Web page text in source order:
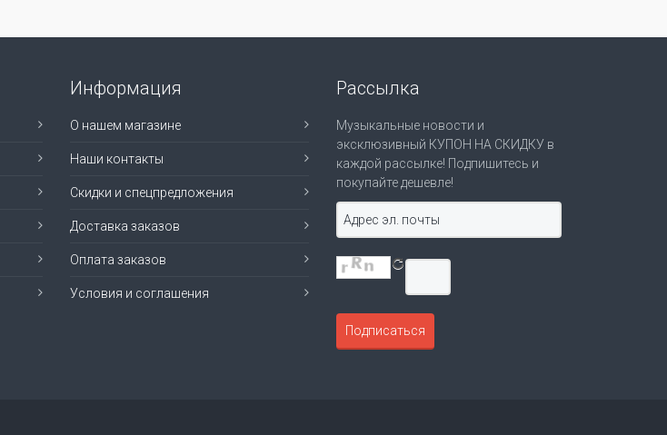
Информация
О нашем магазине
Наши контакты
Скидки и спецпредложения
Доставка заказов
Оплата заказов
Условия и соглашения
Рассылка
Музыкальные новости и
эксклюзивный КУПОН НА СКИДКУ в
каждой рассылке! Подпишитесь и
покупайте дешевле!